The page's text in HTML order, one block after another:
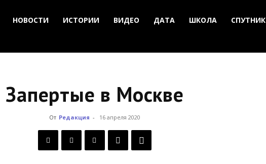
НОВОСТИ ИСТОРИИ ВИДЕО ДАТА ШКОЛА СПУТНИК
Запертые в Москве
От Редакция - 16 апреля 2020